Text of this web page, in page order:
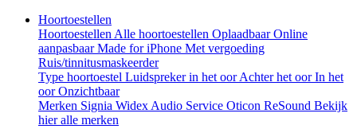
Hoortoestellen
Hoortoestellen Alle hoortoestellen OplaadbaarOnline
aanpasbaarMade for iPhone Met vergoeding
Ruis/tinnitusmaskeerder
Type hoortoestel Luidspreker in het oorAchter het oorIn het
oorOnzichtbaar
Merken Signia Widex Audio Service Oticon ReSound Bekijk
hier alle merken